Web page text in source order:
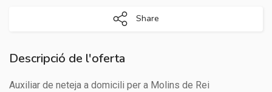
Share
Descripció de l'oferta
Auxiliar de neteja a domicili per a Molins de Rei